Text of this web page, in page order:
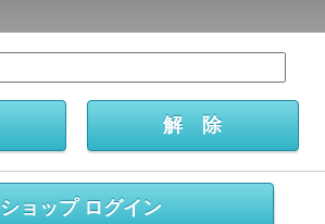
ショップ ログイン